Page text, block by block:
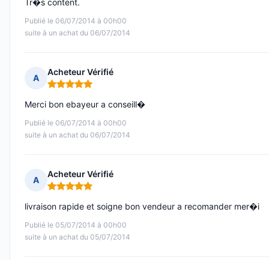
Publié le 06/07/2014 à 00h00
suite à un achat du 06/07/2014
Tr�s content.
A
Acheteur Vérifié
Note : 5 sur 5
Publié le 06/07/2014 à 00h00
suite à un achat du 06/07/2014
Merci bon ebayeur a conseill�
A
Acheteur Vérifié
Note : 5 sur 5
Publié le 05/07/2014 à 00h00
suite à un achat du 05/07/2014
livraison rapide et soigne bon vendeur a recomander mer�i